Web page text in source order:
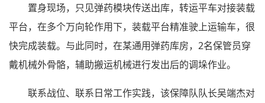
置身现场，只见弹药模块传送出库，转运平车对接装载
平台，在多个万向轮作用下，装载平台精准驶上运输车，很
快完成装载。与此同时，在某通用弹药库房，2名保管员穿
戴机械外骨骼，辅助搬运机械进行发出后的调垛作业。
联系战位、联系日常工作实践，该保障队队长吴端杰对